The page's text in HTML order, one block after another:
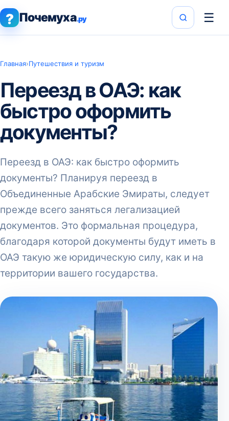
? Почемуха.ру ☰
Главная›Путешествия и туризм
Переезд в ОАЭ: как
быстро оформить
документы?
Переезд в ОАЭ: как быстро оформить
документы? Планируя переезд в
Объединенные Арабские Эмираты, следует
прежде всего заняться легализацией
документов. Это формальная процедура,
благодаря которой документы будут иметь в
ОАЭ такую же юридическую силу, как и на
территории вашего государства.